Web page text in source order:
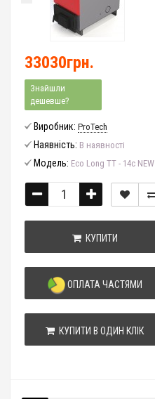
33030грн.
Знайшли
дешевше?
Виробник: ProTech
Наявність: В наявності
Модель: Eco Long ТТ - 14с NEW
КУПИТИ
ОПЛАТА ЧАСТЯМИ
КУПИТИ В ОДИН КЛІК